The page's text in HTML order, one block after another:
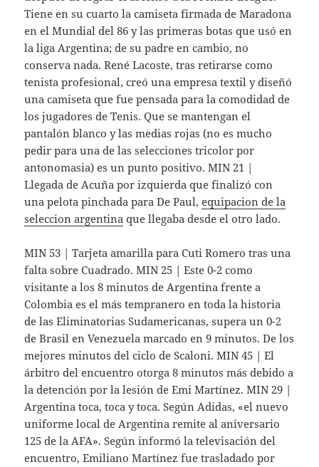
Tiene en su cuarto la camiseta firmada de Maradona
en el Mundial del 86 y las primeras botas que usó en
la liga Argentina; de su padre en cambio, no
conserva nada. René Lacoste, tras retirarse como
tenista profesional, creó una empresa textil y diseñó
una camiseta que fue pensada para la comodidad de
los jugadores de Tenis. Que se mantengan el
pantalón blanco y las medias rojas (no es mucho
pedir para una de las selecciones tricolor por
antonomasia) es un punto positivo. MIN 21 |
Llegada de Acuña por izquierda que finalizó con
una pelota pinchada para De Paul,equipacion de la
seleccion argentina que llegaba desde el otro lado.
MIN 53 | Tarjeta amarilla para Cuti Romero tras una
falta sobre Cuadrado. MIN 25 | Este 0-2 como
visitante a los 8 minutos de Argentina frente a
Colombia es el más tempranero en toda la historia
de las Eliminatorias Sudamericanas, supera un 0-2
de Brasil en Venezuela marcado en 9 minutos. De los
mejores minutos del ciclo de Scaloni. MIN 45 | El
árbitro del encuentro otorga 8 minutos más debido a
la detención por la lesión de Emi Martínez. MIN 29 |
Argentina toca, toca y toca. Según Adidas, «el nuevo
uniforme local de Argentina remite al aniversario
125 de la AFA». Según informó la televisación del
encuentro, Emiliano Martínez fue trasladado por